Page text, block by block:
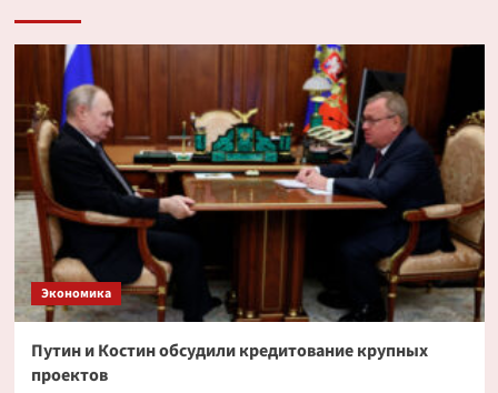
Экономика
Путин и Костин обсудили кредитование крупных
проектов